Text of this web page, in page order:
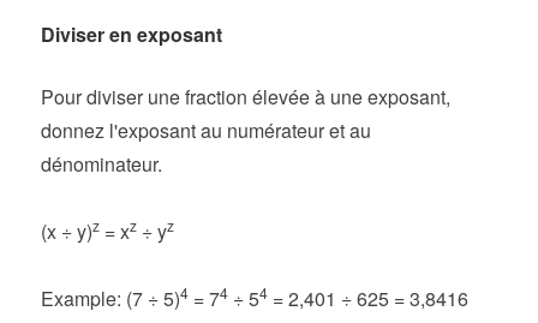
Diviser en exposant
Pour diviser une fraction élevée à une exposant,
donnez l'exposant au numérateur et au
dénominateur.
(x ÷ y)z = xz ÷ yz
Example: (7 ÷ 5)4 = 74 ÷ 54 = 2,401 ÷ 625 = 3,8416